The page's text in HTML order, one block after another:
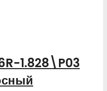
1.828\P03